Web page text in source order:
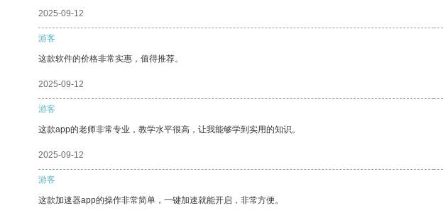
2025-09-12
游客
这款软件的价格非常实惠，值得推荐。
2025-09-12
游客
这款app的老师非常专业，教学水平很高，让我能够学到实用的知识。
2025-09-12
游客
这款加速器app的操作非常简单，一键加速就能开启，非常方便。